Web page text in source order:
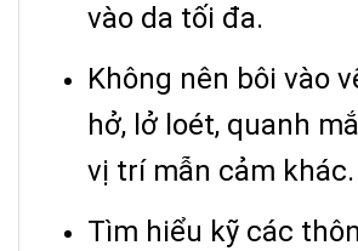
vào da tối đa.
Không nên bôi vào
hở, lở loét, quanh
vị trí mẫn cảm khác.
Tìm hiểu kỹ các